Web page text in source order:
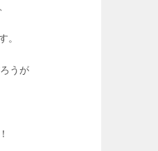
。
うが